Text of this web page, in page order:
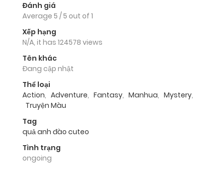
Đánh giá
Average 5 /5 out of 1
Xếp hạng
N/A, it has 124578 views
Tên khác
Đang cập nhật
Thể loại
Action, Adventure, Fantasy, Manhua, Mystery,
Truyện Màu
Tag
quả anh đào cuteo
Tình trạng
ongoing